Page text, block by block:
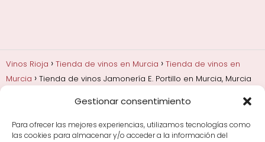
Gestionar consentimiento
Para ofrecer las mejores experiencias, utilizamos tecnologías como
las cookies para almacenar y/o acceder a la información del
Vinos Rioja Tienda de vinos en Murcia
Tienda de vinos en
Murcia
Tienda de vinos Jamonería E. Portillo en Murcia, Murcia
Añadas, crianza y guarda
Bodegas y marcas de
Comprar vino
Rioja y guías de regalo
Cultura del vino y